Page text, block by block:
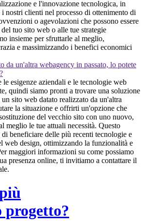
e l'innovazione tecnologica, in
nostri clienti nel processo di ottenimento di
o agevolazioni che possono essere
tuo sito web o alle tue strategie
insieme per sfruttarle al meglio,
e massimizzando i benefici economici
da un'altra webagency in passato, lo potete
le esigenze aziendali e le tecnologie web
quindi siamo pronti a trovare una soluzione
un sito web datato realizzato da un'altra
la situazione e offrirti un'opzione che
del vecchio sito con uno nuovo,
meglio le tue attuali necessità. Questo
beneficiare delle più recenti tecnologie e
web design, ottimizzando la funzionalità e
maggiori informazioni su come possiamo
presenza online, ti invitiamo a contattare il
progetto?